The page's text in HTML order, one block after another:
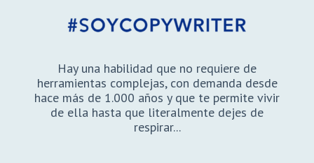
Hay una habilidad que no requiere de
herramientas complejas, con demanda desde
hace más de 1.000 años y que te permite vivir
de ella hasta que literalmente dejes de
respirar...